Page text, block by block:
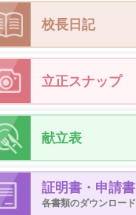
校長日記
立正スナップ
献立表
証明書・申請書
各書類のダウンロード